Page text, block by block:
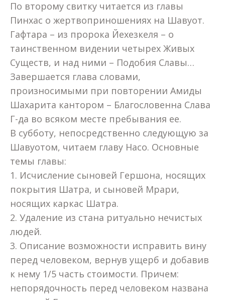
По второму свитку читается из главы
Пинхас о жертвоприношениях на Шавуот.
Гафтара – из пророка Йехезкеля – о
таинственном видении четырех Живых
Существ, и над ними – Подобия Славы…
Завершается глава словами,
произносимыми при повторении Амиды
Шахарита кантором – Благословенна Слава
Г-да во всяком месте пребывания ее.
В субботу, непосредственно следующую за
Шавуотом, читаем главу Насо. Основные
темы главы:
1. Исчисление сыновей Гершона, носящих
покрытия Шатра, и сыновей Мрари,
носящих каркас Шатра.
2. Удаление из стана ритуально нечистых
людей.
3. Описание возможности исправить вину
перед человеком, вернув ущерб и добавив
к нему 1/5 часть стоимости. Причем:
непорядочность перед человеком названа